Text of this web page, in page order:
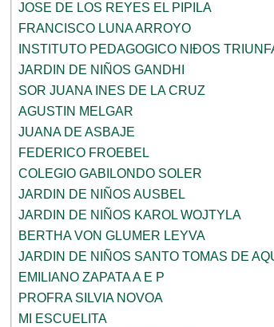
JOSE DE LOS REYES EL PIPILA
FRANCISCO LUNA ARROYO
INSTITUTO PEDAGOGICO NIÐOS
JARDIN DE NIÑOS GANDHI
SOR JUANA INES DE LA CRUZ
AGUSTIN MELGAR
JUANA DE ASBAJE
FEDERICO FROEBEL
COLEGIO GABILONDO SOLER
JARDIN DE NIÑOS AUSBEL
JARDIN DE NIÑOS KAROL WOJTYLA
BERTHA VON GLUMER LEYVA
JARDIN DE NIÑOS SANTO TOMAS DE
EMILIANO ZAPATA A E P
PROFRA SILVIA NOVOA
MI ESCUELITA